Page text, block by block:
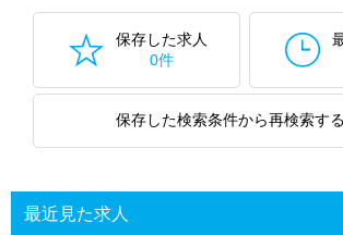
保存した求人
0件
保存した検索条件から再検索する
最近見た求人